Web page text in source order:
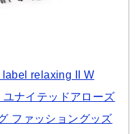
relaxing II W
ナイテッドアローズ
ファッショングッズ